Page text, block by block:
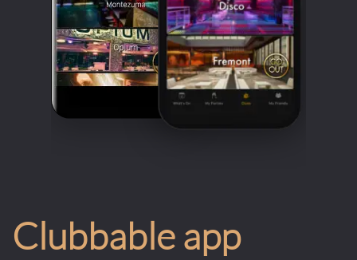
Clubbable app